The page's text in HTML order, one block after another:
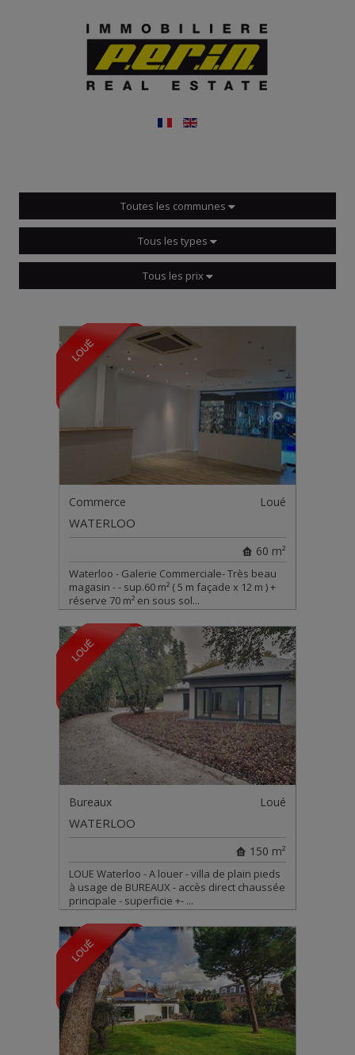
Toutes les communes
Tous les types
Tous les prix
Commerce Loué
WATERLOO
60 m²
Waterloo - Galerie Commerciale- Très beau
magasin - - sup.60 m² ( 5 m façade x 12 m ) +
réserve 70 m² en sous sol...
Bureaux Loué
WATERLOO
150 m²
LOUE Waterloo - A louer - villa de plain pieds
à usage de BUREAUX - accès direct chaussée
principale - superficie +- ...